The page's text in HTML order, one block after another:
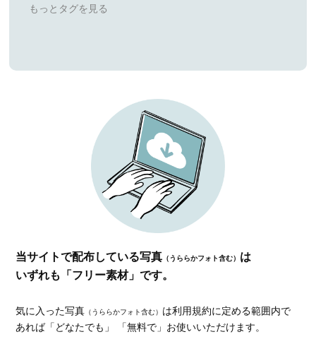
当サイトで配布している写真 （うららかフォト含む） は
いずれも「フリー素材」です。
気に入った写真 （うららかフォト含む） は利用規約に定める範囲内で
あれば「どなたでも」 「無料で」お使いいただけます。